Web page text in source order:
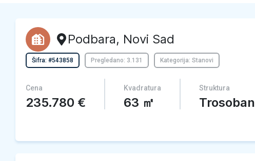
Podbara, Novi Sad
Šifra: #543858 Pregledano: 3.131 Kategorija: Stanovi
Cena
235.780 €
Kvadratura
63 ㎡
Struktura
Trosoban